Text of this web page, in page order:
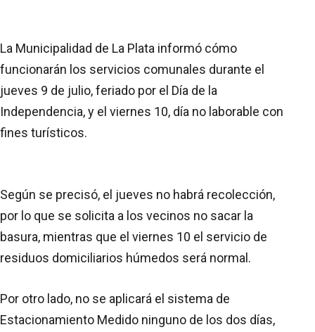
La Municipalidad de La Plata informó cómo
funcionarán los servicios comunales durante el
jueves 9 de julio, feriado por el Día de la
Independencia, y el viernes 10, día no laborable con
fines turísticos.
Según se precisó, el jueves no habrá recolección,
por lo que se solicita a los vecinos no sacar la
basura, mientras que el viernes 10 el servicio de
residuos domiciliarios húmedos será normal.
Por otro lado, no se aplicará el sistema de
Estacionamiento Medido ninguno de los dos días,